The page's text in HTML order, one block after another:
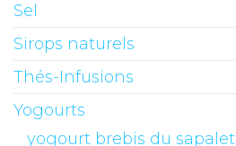
Sel
Sirops naturels
Thés-Infusions
Yogourts
yogourt brebis du sapalet